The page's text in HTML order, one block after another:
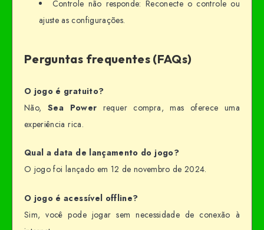
Controle não responde: Reconecte o controle ou
ajuste as configurações.
Perguntas frequentes (FAQs)
O jogo é gratuito?
Não, Sea Power requer compra, mas oferece uma
experiência rica.
Qual a data de lançamento do jogo?
O jogo foi lançado em 12 de novembro de 2024.
O jogo é acessível offline?
Sim, você pode jogar sem necessidade de conexão à